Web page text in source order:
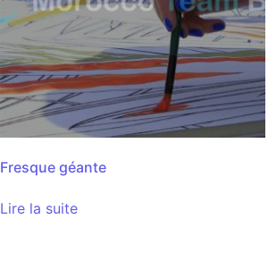
Fresque géante
Lire la suite